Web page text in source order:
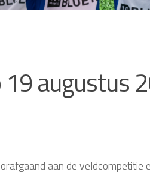
19 augustus
aan de veldcompetitie